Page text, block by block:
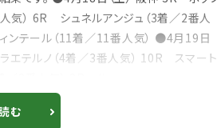
） 6R シュネルアンジュ（3着／2番人
ンテール（11着／11番人気） ●4月19日
エテルノ（4着／3番人気） 10R スマート
む
のニュース